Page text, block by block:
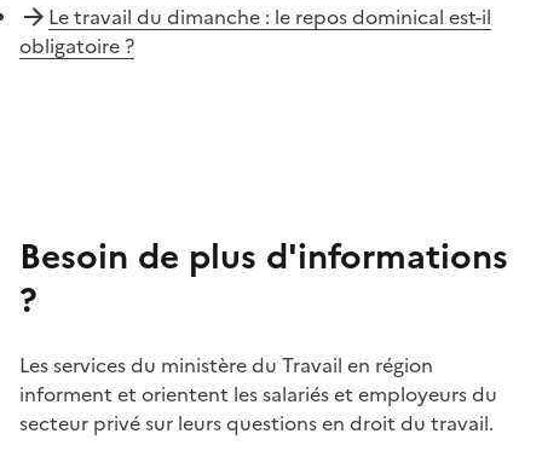
Le travail du dimanche : le repos dominical est-il
obligatoire ?
Besoin de plus d'informations
?
Les services du ministère du Travail en région
informent et orientent les salariés et employeurs du
secteur privé sur leurs questions en droit du travail.